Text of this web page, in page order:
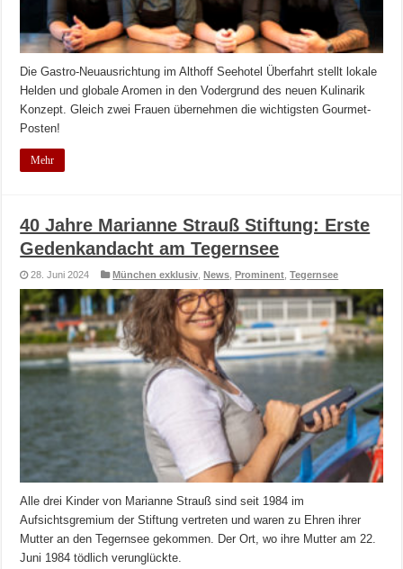
Die Gastro-Neuausrichtung im Althoff Seehotel Überfahrt stellt lokale
Helden und globale Aromen in den Vodergrund des neuen Kulinarik
Konzept. Gleich zwei Frauen übernehmen die wichtigsten Gourmet-
Posten!
Mehr
40 Jahre Marianne Strauß Stiftung: Erste
Gedenkandacht am Tegernsee
28. Juni 2024 München exklusiv ,News ,Prominent ,Tegernsee
Alle drei Kinder von Marianne Strauß sind seit 1984 im
Aufsichtsgremium der Stiftung vertreten und waren zu Ehren ihrer
Mutter an den Tegernsee gekommen. Der Ort, wo ihre Mutter am 22.
Juni 1984 tödlich verunglückte.